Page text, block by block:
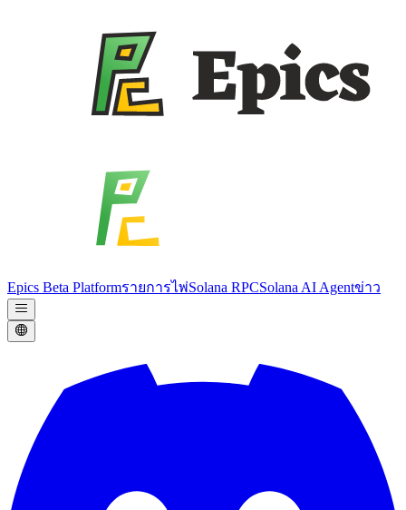
Epics Beta Platformรายการไพ่Solana RPCSolana AI Agentข่าว